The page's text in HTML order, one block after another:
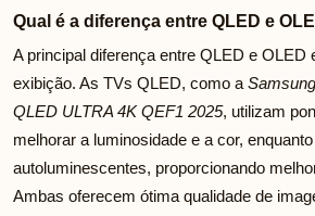
Qual é a diferença entre QLED e
A principal diferença entre QLED e OLED
exibição. As TVs QLED, como a
QLED ULTRA 4K QEF1 2025, utilizam
melhorar a luminosidade e a cor,
autoluminescentes, proporcionando
Ambas oferecem ótima qualidade de